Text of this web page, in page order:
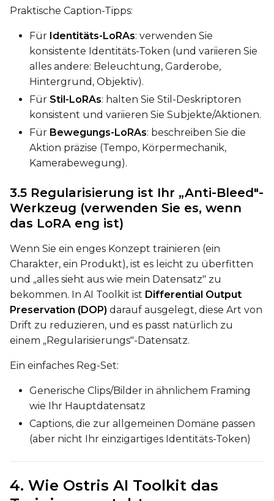
Prompt
Seed
Prompt
Width
Height
Seed
LoRA Scale
Praktische Caption-Tipps:
Für Identitäts-LoRAs: verwenden Sie
konsistente Identitäts-Token (und variieren Sie
alles andere: Beleuchtung, Garderobe,
Hintergrund, Objektiv).
Für Stil-LoRAs: halten Sie Stil-Deskriptoren
konsistent und variieren Sie Subjekte/Aktionen.
Für Bewegungs-LoRAs: beschreiben Sie die
Aktion präzise (Tempo, Körpermechanik,
Kamerabewegung).
3.5 Regularisierung ist Ihr „Anti-Bleed"-
Werkzeug (verwenden Sie es, wenn
das LoRA eng ist)
Wenn Sie ein enges Konzept trainieren (ein
Charakter, ein Produkt), ist es leicht zu überfitten
und „alles sieht aus wie mein Datensatz" zu
bekommen. In AI Toolkit ist Differential Output
Preservation (DOP) darauf ausgelegt, diese Art von
Drift zu reduzieren, und es passt natürlich zu
einem „Regularisierungs"-Datensatz.
Ein einfaches Reg-Set:
Generische Clips/Bilder in ähnlichem Framing
wie Ihr Hauptdatensatz
Captions, die zur allgemeinen Domäne passen
(aber nicht Ihr einzigartiges Identitäts-Token)
4. Wie Ostris AI Toolkit das